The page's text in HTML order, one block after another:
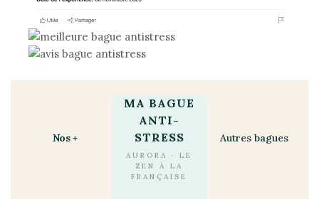
Nos +
MA BAGUE
ANTI-
STRESS
AURORA · LE
ZEN À LA
FRANÇAISE
Autres bagues